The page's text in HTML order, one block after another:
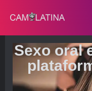
Sexo oral